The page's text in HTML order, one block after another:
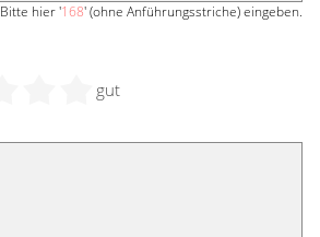
Bitte hier '168' (ohne Anführungsstriche) eingeben.
gut